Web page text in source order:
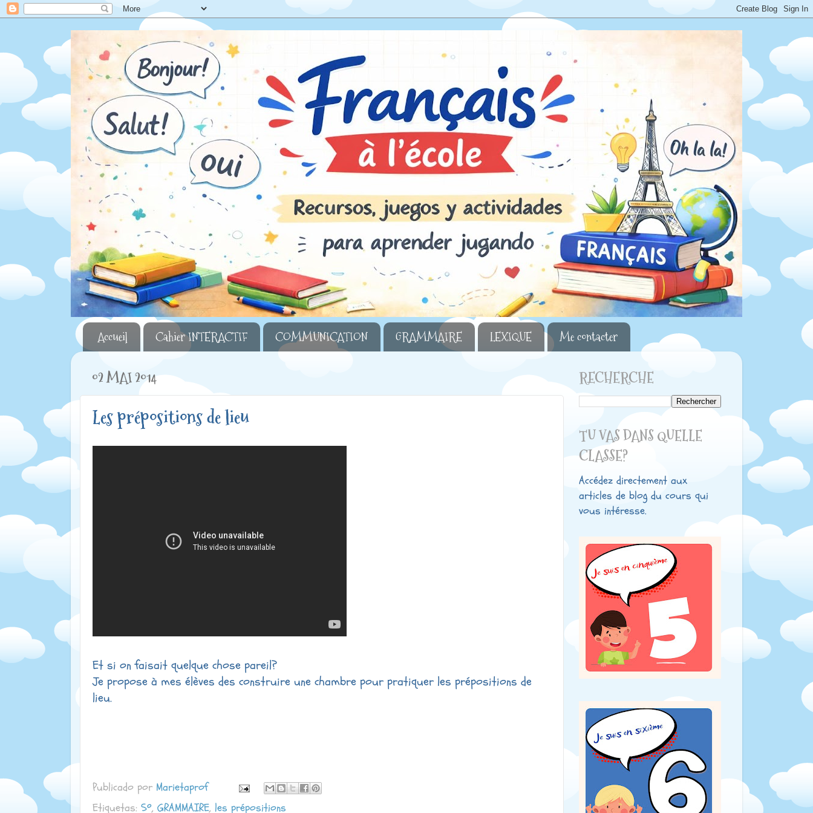
Accueil Cahier INTERACTIF COMMUNICATION GRAMMAIRE LEXIQUE Me contacter
02 MAI 2014
Les prépositions de lieu
Et si on faisait quelque chose pareil?
Je propose à mes élèves des construire une chambre pour pratiquer les prépositions de
lieu.
Publicado por Marietaprof
Etiquetas: 5º, GRAMMAIRE, les prépositions
RECHERCHE
TU VAS DANS QUELLE
CLASSE?
Accédez directement aux
articles de blog du cours qui
vous intéresse.